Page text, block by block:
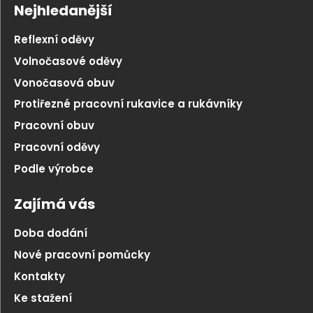
Nejhledanější
Reflexní oděvy
Volnočasové oděvy
Vonočasová obuv
Protiřezné pracovní rukavice a rukávníky
Pracovní obuv
Pracovní oděvy
Podle výrobce
Zajímá vás
Doba dodání
Nové pracovní pomůcky
Kontakty
Ke stažení